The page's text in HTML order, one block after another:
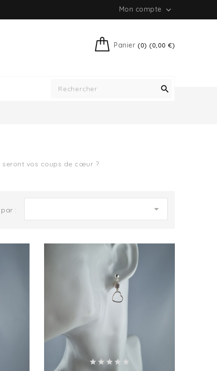
Mon compte 
Panier (0) (0,00 €)

seront vos coups de cœur ?
: 